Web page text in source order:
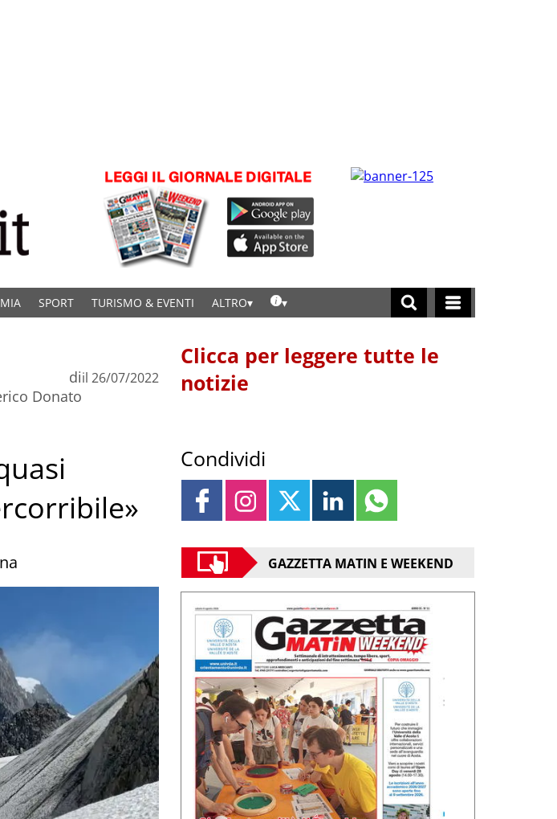
SPORT TURISMO & EVENTI ALTRO
di
Donato
il 26/07/2022
Clicca per leggere tutte le
notizie
Condividi
GAZZETTA MATIN E WEEKEND